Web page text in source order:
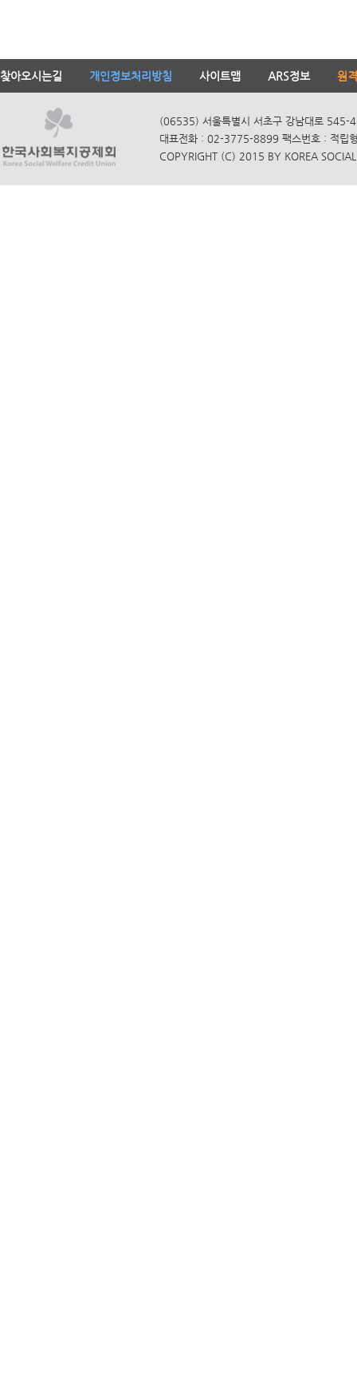
찾아오시는길 개인정보처리방침 사이트맵 ARS정보 원
(06535) 서울특별시 서초구 강남대로 545-
대표전화 : 02-3775-8899 팩스번호 : 적립
COPYRIGHT (C) 2015 BY KOREA SOCIAL